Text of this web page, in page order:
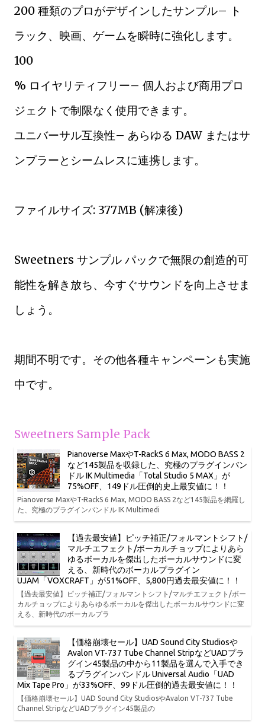
200 種類のプロがデザインしたサンプル– ト
ラック、映画、ゲームを瞬時に強化します。
100
% ロイヤリティフリー– 個人および商用プロ
ジェクトで制限なく使用できます。
ユニバーサル互換性– あらゆる DAW またはサ
ンプラーとシームレスに連携します。
ファイルサイズ: 377MB (解凍後)
Sweetners サンプル パックで無限の創造的可
能性を解き放ち、今すぐサウンドを向上させま
しょう。
期間不明です。その他各種キャンペーンも実施
中です。
Sweetners Sample Pack
Pianoverse MaxやT-RackS 6 Max, MODO BASS 2
など145製品を収録した、究極のプラグインバン
ドル IK Multimedia「Total Studio 5 MAX」が
75%OFF、149ドル圧倒的史上最安値に！！
Pianoverse MaxやT-RackS 6 Max, MODO BASS 2など145製品を網羅し
た、究極のプラグインバンドル IK Multimedi
【過去最安値】ピッチ補正/フォルマントシフト/
マルチエフェクト/ボーカルチョップによりあら
ゆるボーカルを傑出したボーカルサウンドに変
える、新時代のボーカルプラグイン
UJAM「VOXCRAFT」が51%OFF、5,800円過去最安値に！！
【過去最安値】ピッチ補正/フォルマントシフト/マルチエフェクト/ボー
カルチョップによりあらゆるボーカルを傑出したボーカルサウンドに変
える、新時代のボーカルプラ
【価格崩壊セール】UAD Sound City Studiosや
Avalon VT-737 Tube Channel StripなどUADプラ
グイン45製品の中から11製品を選んで入手でき
るプラグインバンドル Universal Audio「UAD
Mix Tape Pro」が33%OFF、99ドル圧倒的過去最安値に！！
【価格崩壊セール】UAD Sound City StudiosやAvalon VT-737 Tube
Channel StripなどUADプラグイン45製品の